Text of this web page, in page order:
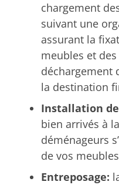
chargement
suivant une
assurant la
meubles et
déchargement
la destination
Installation
bien arrivés à
déménageurs
de vos
Entreposage: